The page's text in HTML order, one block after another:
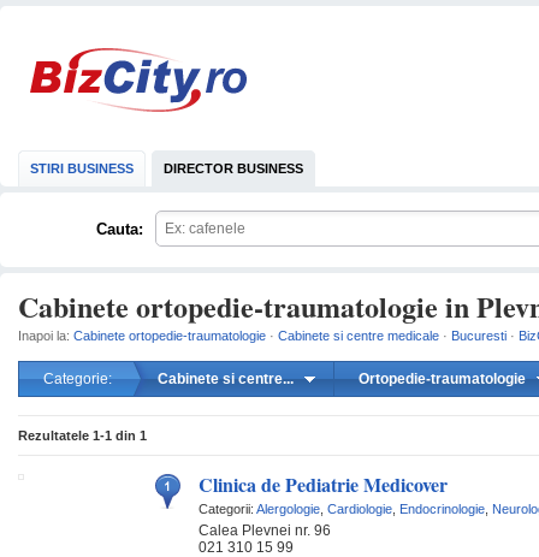
STIRI BUSINESS DIRECTOR BUSINESS
Cauta:
Cabinete ortopedie-traumatologie in
Inapoi la: Cabinete ortopedie-traumatologie · Cabinete si centre medicale · Bucuresti ·
Categorie: Cabinete si centre... Ortopedie-traumatologie
Rezultatele 1-1 din 1
Clinica de Pediatrie Medicover
Categorii: Alergologie Cardiologie Endocrinologie
Calea Plevnei nr. 96
021 310 15 99